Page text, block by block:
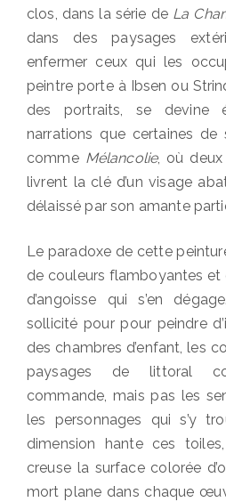
clos, dans la série de La
dans des paysages
enfermer ceux qui les
peintre porte à Ibsen ou
des portraits, se devine
narrations que certaines de
comme Mélancolie, où deux
livrent la clé d’un visage
délaissé par son amante
Le paradoxe de cette
de couleurs flamboyantes
d’angoisse qui s’en
sollicité pour pour peindre
des chambres d’enfant, les
paysages de littoral
commande, mais pas les
les personnages qui s’y
dimension hante ces
creuse la surface colorée
mort plane dans chaque